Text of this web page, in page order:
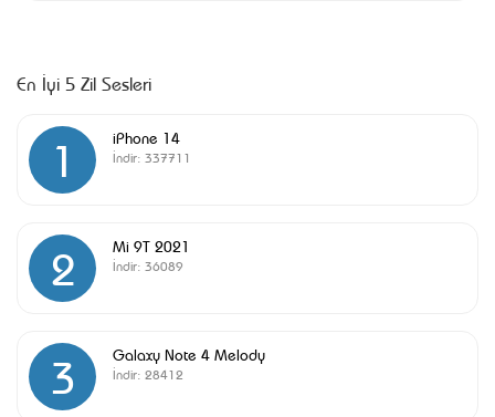
En İyi 5 Zil Sesleri
1 iPhone 14
İndir: 337711
2 Mi 9T 2021
İndir: 36089
3 Galaxy Note 4 Melody
İndir: 28412